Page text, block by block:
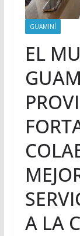
GUAMINÍ
EL
A LA